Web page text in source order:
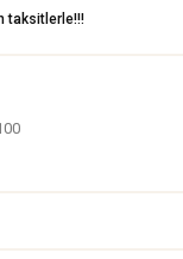
taksitlerle!!!